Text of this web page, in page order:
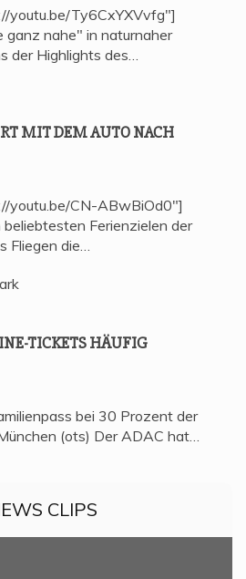
youtu.be/Ty6CxYXVvfg"]
ganz nahe" in naturnaher
der Highlights des…
MIT DEM AUTO NACH
youtu.be/CN-ABwBiOd0"]
Ferienzielen der
Fliegen die…
TICKETS HÄU­FIG
bei 30 Prozent der
(ots) Der ADAC hat…
CLIPS